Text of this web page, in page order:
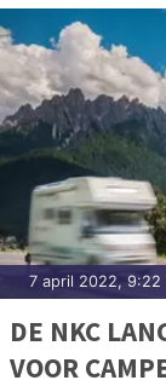
7 april 2022, 9:22
DE NKC
VOOR